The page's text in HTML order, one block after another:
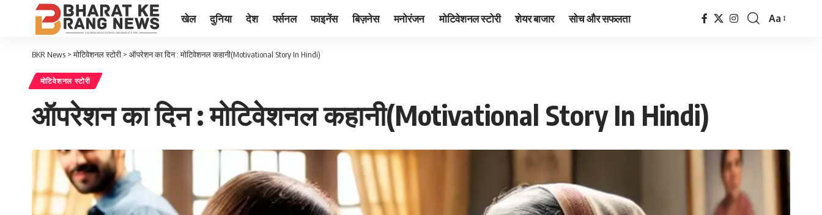
खेल दुनिया देश पर्सनल फाइनेंस बिज़नेस मनोरंजन मोटिवेशनल स्टोरी शेयर बाजार सोच और सफलता
Font
Aa
BKR News >मोटिवेशनल स्टोरी > ऑपरेशन का दिन : मोटिवेशनल कहानी(Motivational Story In Hindi)
मोटिवेशनल स्टोरी
ऑपरेशन का दिन : मोटिवेशनल कहानी(Motivational Story In Hindi)